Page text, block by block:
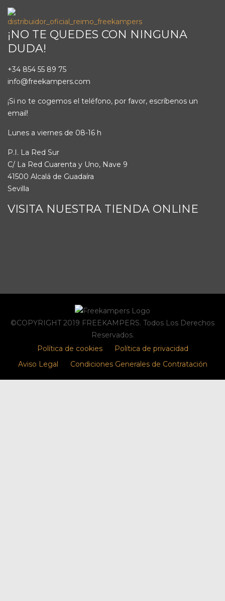
¡NO TE QUEDES CON NINGUNA
DUDA!
+34 854 55 89 75
info@freekampers.com
¡Si no te cogemos el teléfono, por favor, escríbenos un
email!
Lunes a viernes de 08-16 h
P.I. La Red Sur
C/ La Red Cuarenta y Uno, Nave 9
41500 Alcalá de Guadaíra
Sevilla
VISITA NUESTRA TIENDA ONLINE
©COPYRIGHT 2019 FREEKAMPERS. Todos Los Derechos
Reservados.
Política de cookies
Política de privacidad
Aviso Legal
Condiciones Generales de Contratación